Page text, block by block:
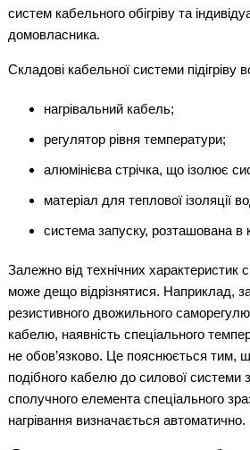
систем кабельного обігріву та
домовласника.
Складові кабельної системи підігріву
нагрівальний кабель;
регулятор рівня температури;
алюмінієва стрічка, що ізолює
матеріал для теплової ізоляції
система запуску, розташована в
Залежно від технічних характеристик
може дещо відрізнятися. Наприклад,
резистивного двожильного
кабелю, наявність спеціального
не обов’язково. Це пояснюється тим,
подібного кабелю до силової системи
сполучного елемента спеціального
нагрівання визначається автоматично.